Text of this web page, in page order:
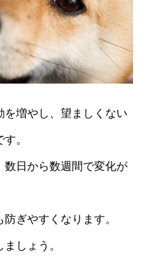
増やし、望ましくない
。
数日から数週間で変化が
ぎやすくなります。
しょう。